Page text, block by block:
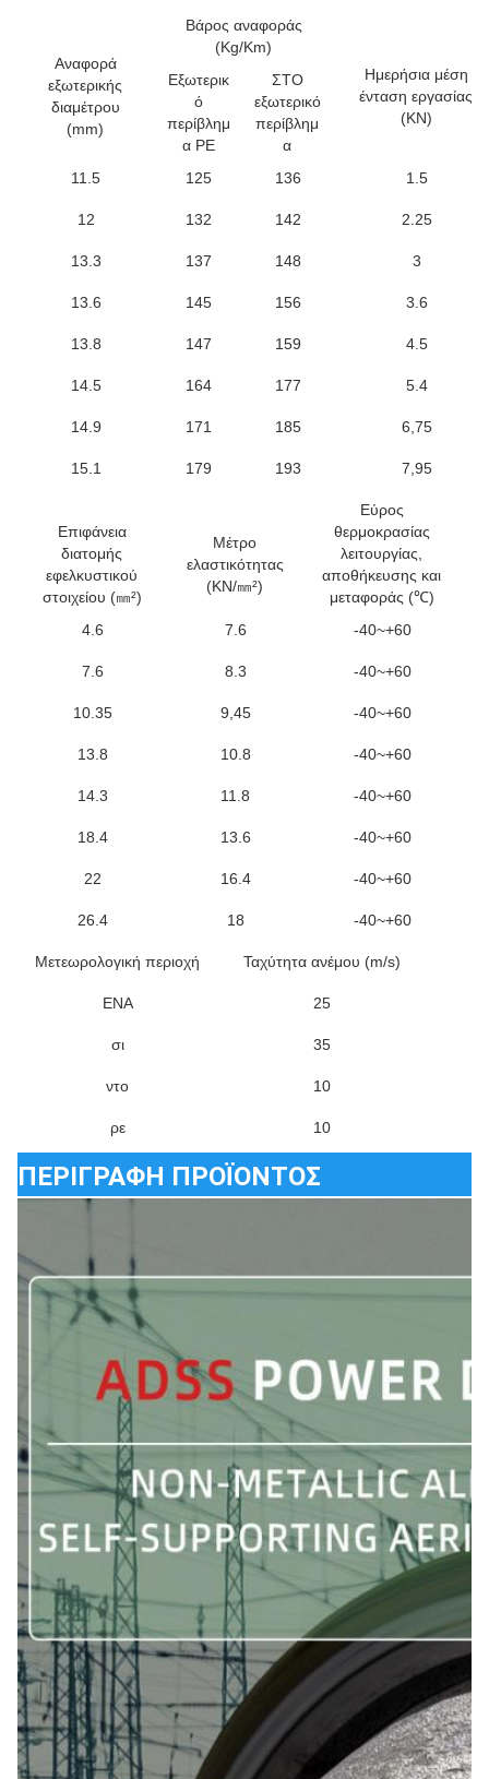
Αναφορά
εξωτερικής
διαμέτρου
(mm)
Βάρος αναφοράς
(Kg/Km)
Ημερήσια μέση
ένταση εργασίας
(KN)
Εξωτερικ
ό
περίβλημ
α PE
ΣΤΟ
εξωτερικό
περίβλημ
α
11.5
125 136 1.5
12 132 142 2.25
13.3 137 148 3
13.6 145 156 3.6
13.8 147 159 4.5
14.5 164 177 5.4
14.9 171 185 6,75
15.1 179 193 7,95
Επιφάνεια
διατομής
εφελκυστικού
στοιχείου (㎜²)
Μέτρο
ελαστικότητας
(KN/㎜²)
Εύρος
θερμοκρασίας
λειτουργίας,
αποθήκευσης και
μεταφοράς (℃)
4.6 7.6 -40~+60
7.6 8.3 -40~+60
10.35 9,45 -40~+60
13.8 10.8 -40~+60
14.3 11.8 -40~+60
18.4 13.6 -40~+60
22 16.4 -40~+60
26.4 18 -40~+60
Μετεωρολογική περιοχή Ταχύτητα ανέμου (m/s)
ΕΝΑ 25
σι 35
ντο 10
ρε 10
ΠΕΡΙΓΡΑΦΗ ΠΡΟΪΟΝΤΟΣ